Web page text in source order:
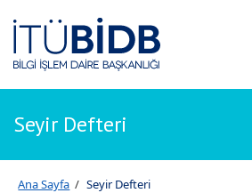
Seyir Defteri
Ana Sayfa / Seyir Defteri